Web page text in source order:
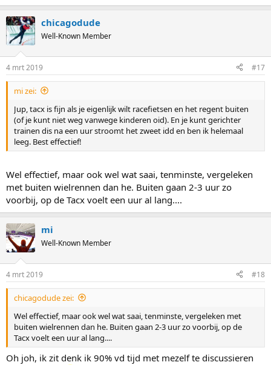
chicagodude
Well-Known Member
4 mrt 2019 #17
mi zei:
Jup, tacx is fijn als je eigenlijk wilt racefietsen en het regent buiten
(of je kunt niet weg vanwege kinderen oid). En je kunt gerichter
trainen dis na een uur stroomt het zweet idd en ben ik helemaal
leeg. Best effectief!
Wel effectief, maar ook wel wat saai, tenminste, vergeleken
met buiten wielrennen dan he. Buiten gaan 2-3 uur zo
voorbij, op de Tacx voelt een uur al lang....
mi
Well-Known Member
4 mrt 2019 #18
chicagodude zei:
Wel effectief, maar ook wel wat saai, tenminste, vergeleken met
buiten wielrennen dan he. Buiten gaan 2-3 uur zo voorbij, op de
Tacx voelt een uur al lang....
Oh joh, ik zit denk ik 90% vd tijd met mezelf te discussieren